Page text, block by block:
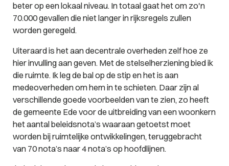
beter op een lokaal niveau. In totaal gaat het om zo'n
70.000 gevallen die niet langer in rijksregels zullen
worden geregeld.
Uiteraard is het aan decentrale overheden zelf hoe ze
hier invulling aan geven. Met de stelselherziening bied ik
die ruimte. Ik leg de bal op de stip en het is aan
medeoverheden om hem in te schieten. Daar zijn al
verschillende goede voorbeelden van te zien, zo heeft
de gemeente Ede voor de uitbreiding van een woonkern
het aantal beleidsnota’s waaraan getoetst moet
worden bij ruimtelijke ontwikkelingen, teruggebracht
van 70 nota’s naar 4 nota’s op hoofdlijnen.